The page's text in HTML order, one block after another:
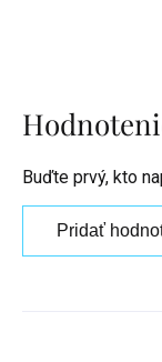
Buďte prvý, kto
Pridať